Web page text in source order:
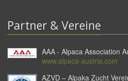
Partner & Vereine
AAA - Alpaca Association
www.alpaca-austria.com
AZVD – Alpaka Zucht